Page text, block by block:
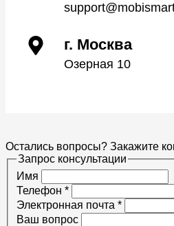
г. Москва
Озерная 10
Остались вопросы? Закажите
Запрос консультации
Имя
Телефон *
Электронная почта *
Ваш вопрос